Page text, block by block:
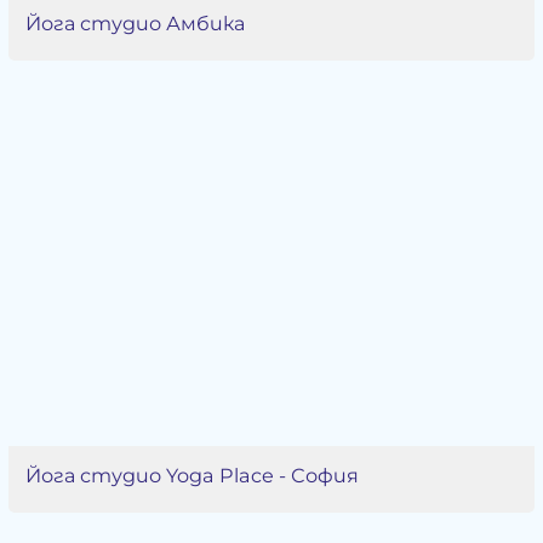
Йога студио Амбика
Йога студио Yoga Place - София